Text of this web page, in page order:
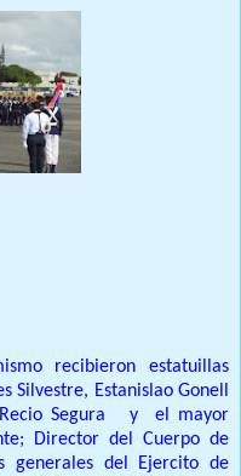
recibieron estatuillas
Silvestre, Estanislao Gonell
Segura
y
el mayor
Director del Cuerpo de
generales del Ejercito de